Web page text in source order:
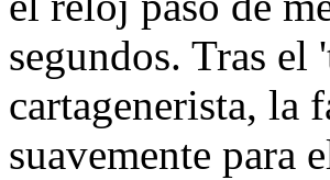
segundos. Tras
cartagenerista, la
suavemente para